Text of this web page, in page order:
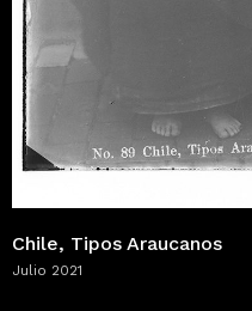
Chile, Tipos Araucanos
Julio 2021